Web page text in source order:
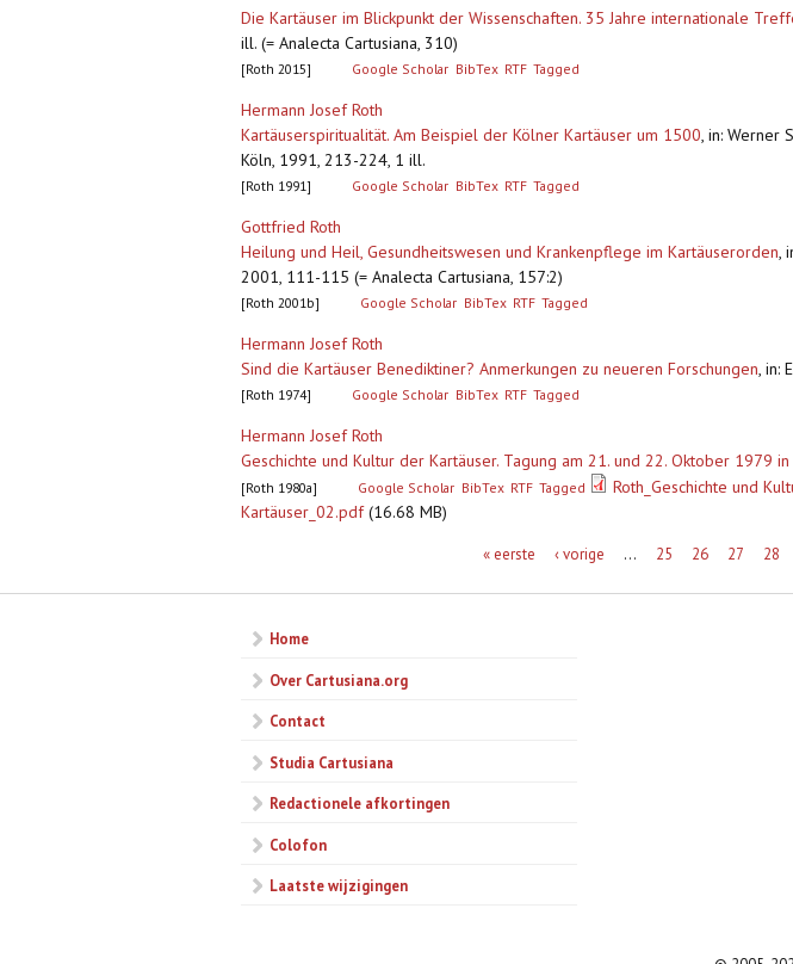
Die Kartäuser im Blickpunkt der Wissenschaften. 35 Jahre internationale
ill. (= Analecta Cartusiana, 310)
[Roth 2015] Google Scholar BibTex RTF Tagged
Hermann Josef Roth
Kartäuserspiritualität. Am Beispiel der Kölner Kartäuser um 1500, in: Werner
Köln, 1991, 213-224, 1 ill.
[Roth 1991] Google Scholar BibTex RTF Tagged
Gottfried Roth
Heilung und Heil, Gesundheitswesen und Krankenpflege im Kartäuserorden,
2001, 111-115 (= Analecta Cartusiana, 157:2)
[Roth 2001b] Google Scholar BibTex RTF Tagged
Hermann Josef Roth
Sind die Kartäuser Benediktiner? Anmerkungen zu neueren Forschungen, in:
[Roth 1974] Google Scholar BibTex RTF Tagged
Hermann Josef Roth
Geschichte und Kultur der Kartäuser. Tagung am 21. und 22. Oktober 1979 in
[Roth 1980a] Google Scholar BibTex RTF Tagged Roth_Geschichte und
Kartäuser_02.pdf(16.68 MB)
« eerste ‹ vorige … 25 26 27 28
Home
Over Cartusiana.org
Contact
Studia Cartusiana
Redactionele afkortingen
Colofon
Laatste wijzigingen